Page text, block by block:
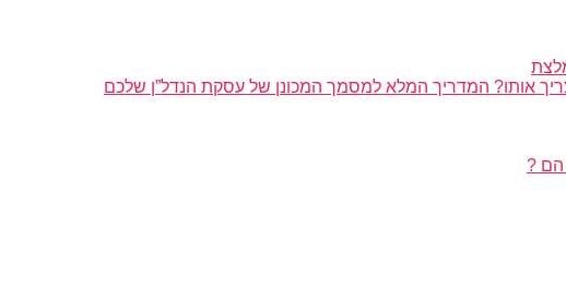
אותו? המדריך המלא למסמך המכונן של עסקת הנדל”ן שלכם
הם ?